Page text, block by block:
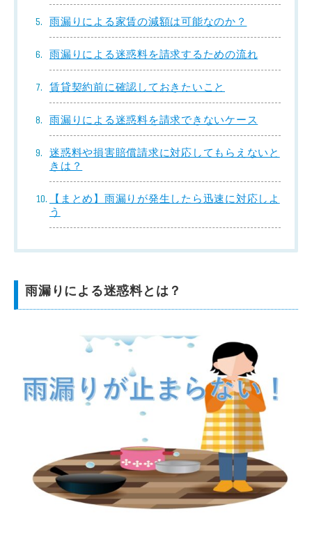
雨漏りによる家賃の減額は可能なのか？
雨漏りによる迷惑料を請求するための流れ
賃貸契約前に確認しておきたいこと
雨漏りによる迷惑料を請求できないケース
迷惑料や損害賠償請求に対応してもらえないと
きは？
【まとめ】雨漏りが発生したら迅速に対応しよ
う
雨漏りによる迷惑料とは？